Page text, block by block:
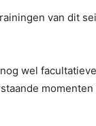
van dit
wel